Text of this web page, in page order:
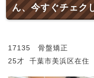
ん、今すぐチェク
17135 骨盤矯正
25才 千葉市美浜区在住